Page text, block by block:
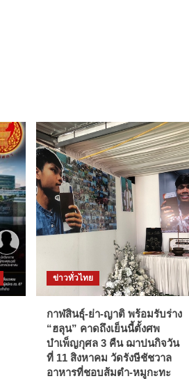
ข่าวทั่วไทย
กาฬสินธุ์-ย่า-ญาติ พร้อมรับร่าง
“ฮลุน” คาดถึงเย็นนี้ตั้งศพ
บำเพ็ญกุศล 3 คืน ฌาปนกิจวัน
ที่ 11 สิงหาคม วัดรังษีชัชวาล
อาหารที่ชอบส้มตำ-หมูกะทะ